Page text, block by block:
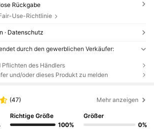
Rückgabe
Use-Richtlinie
· Datenschutz
durch den gewerblichen Verkäufer:
Pflichten des Händlers
und/oder dieses Produkt zu melden
(47) Mehr anzeigen
Richtige Größe
100%
Größer
0%